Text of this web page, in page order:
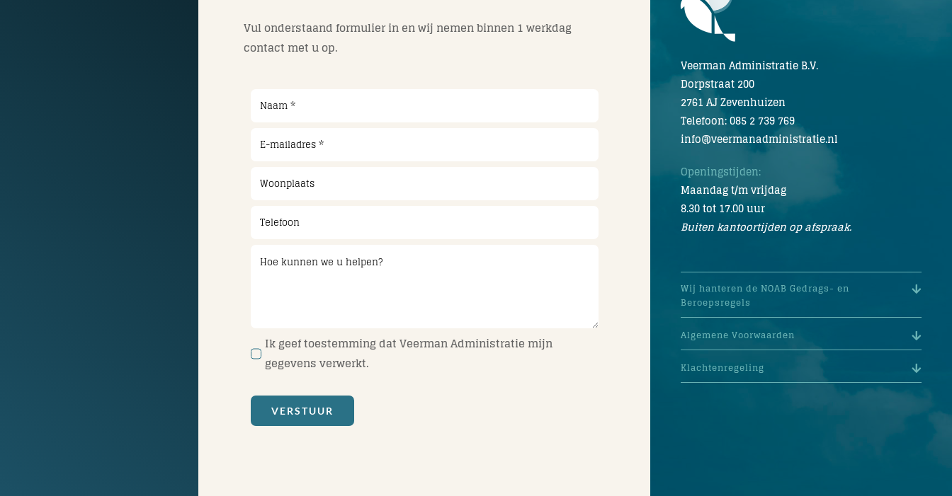
Vul onderstaand formulier in en wij nemen binnen 1 werkdag
contact met u op.
Ik geef toestemming dat Veerman Administratie mijn
gegevens verwerkt.
VERSTUUR
Veerman Administratie B.V.
Dorpstraat 200
2761 AJ Zevenhuizen
Telefoon: 085 2 739 769
info@veermanadministratie.nl
Openingstijden:
Maandag t/m vrijdag
8.30 tot 17.00 uur
Buiten kantoortijden op afspraak.
Wij hanteren de NOAB Gedrags- en
Beroepsregels
Algemene Voorwaarden
Klachtenregeling